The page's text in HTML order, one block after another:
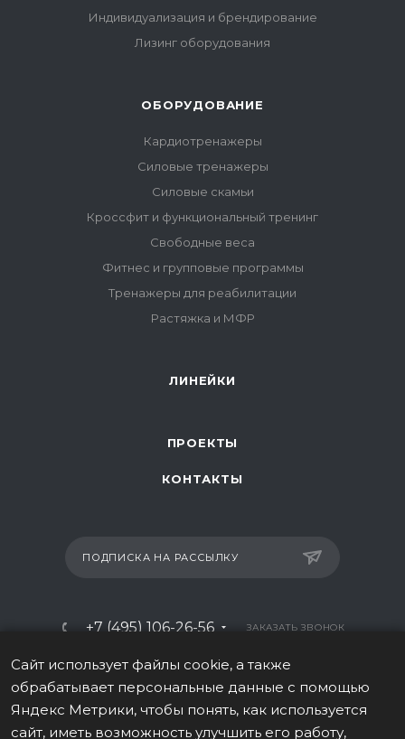
Индивидуализация и брендирование
Лизинг оборудования
ОБОРУДОВАНИЕ
Кардиотренажеры
Силовые тренажеры
Силовые скамьи
Кроссфит и функциональный тренинг
Свободные веса
Фитнес и групповые программы
Тренажеры для реабилитации
Растяжка и МФР
ЛИНЕЙКИ
ПРОЕКТЫ
КОНТАКТЫ
ПОДПИСКА НА РАССЫЛКУ
+7 (495) 106-26-56 ЗАКАЗАТЬ ЗВОНОК
info@italy-sport.ru
Москва, ул. Мосфильмовская 42с1
Сайт использует файлы cookie, а также
обрабатывает персональные данные с помощью
Яндекс Метрики, чтобы понять, как используется
сайт, иметь возможность улучшить его работу,